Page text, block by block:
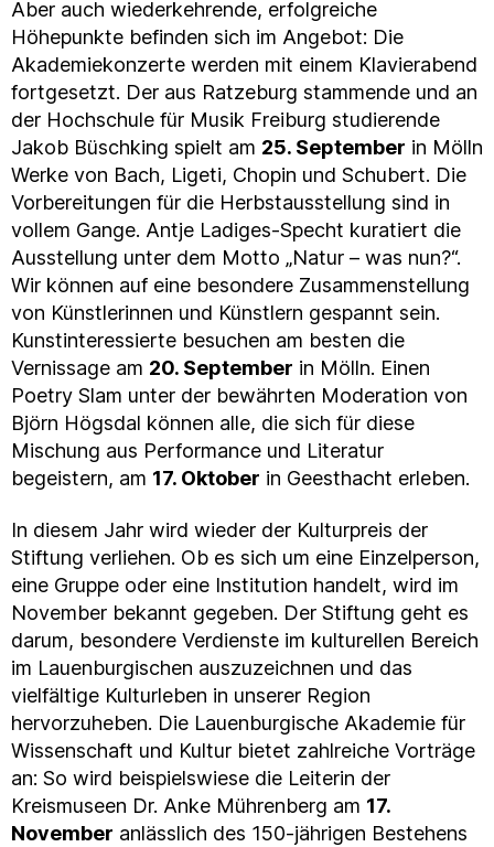
Aber auch wiederkehrende, erfolgreiche
Höhepunkte befinden sich im Angebot: Die
Akademiekonzerte werden mit einem Klavierabend
fortgesetzt. Der aus Ratzeburg stammende und an
der Hochschule für Musik Freiburg studierende
Jakob Büschking spielt am 25. September in Mölln
Werke von Bach, Ligeti, Chopin und Schubert. Die
Vorbereitungen für die Herbstausstellung sind in
vollem Gange. Antje Ladiges-Specht kuratiert die
Ausstellung unter dem Motto „Natur – was nun?“.
Wir können auf eine besondere Zusammenstellung
von Künstlerinnen und Künstlern gespannt sein.
Kunstinteressierte besuchen am besten die
Vernissage am 20. September in Mölln. Einen
Poetry Slam unter der bewährten Moderation von
Björn Högsdal können alle, die sich für diese
Mischung aus Performance und Literatur
begeistern, am 17. Oktober in Geesthacht erleben.
In diesem Jahr wird wieder der Kulturpreis der
Stiftung verliehen. Ob es sich um eine Einzelperson,
eine Gruppe oder eine Institution handelt, wird im
November bekannt gegeben. Der Stiftung geht es
darum, besondere Verdienste im kulturellen Bereich
im Lauenburgischen auszuzeichnen und das
vielfältige Kulturleben in unserer Region
hervorzuheben. Die Lauenburgische Akademie für
Wissenschaft und Kultur bietet zahlreiche Vorträge
an: So wird beispielswiese die Leiterin der
Kreismuseen Dr. Anke Mührenberg am 17.
November anlässlich des 150-jährigen Bestehens